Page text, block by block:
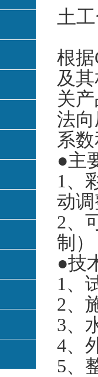
土
根据
及
关
法
系
●主
1 、
动
2、
制）
●技
1 、
2、
3、
4、
5、